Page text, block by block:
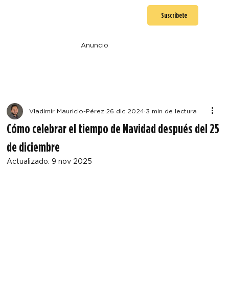
Suscríbete
Anuncio
Cómo celebrar el tiempo de Navidad después del 25
de diciembre
Vladimir Mauricio-Pérez 26 dic 2024 3 min de lectura
Actualizado:9 nov 2025